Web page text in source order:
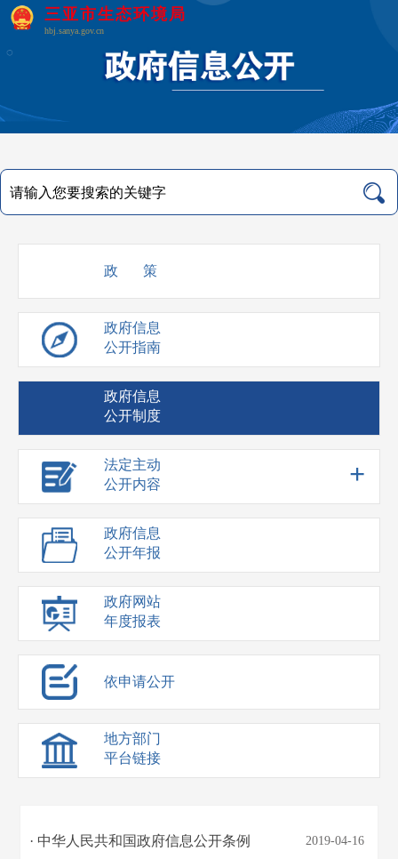
三亚市生态环境局
hbj.sanya.gov.cn
政 策
政府信息
公开指南
政府信息
公开制度
法定主动
公开内容
+
政府信息
公开年报
政府网站
年度报表
依申请公开
地方部门
平台链接
· 中华人民共和国政府信息公开条例 2019-04-16